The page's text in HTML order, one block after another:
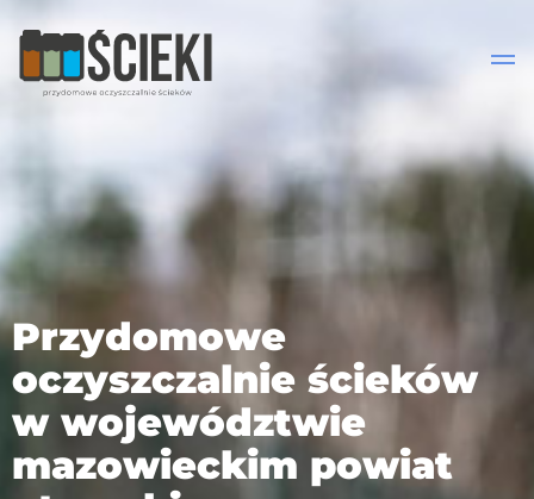
Przydomowe
oczyszczalnie ścieków
w województwie
mazowieckim powiat